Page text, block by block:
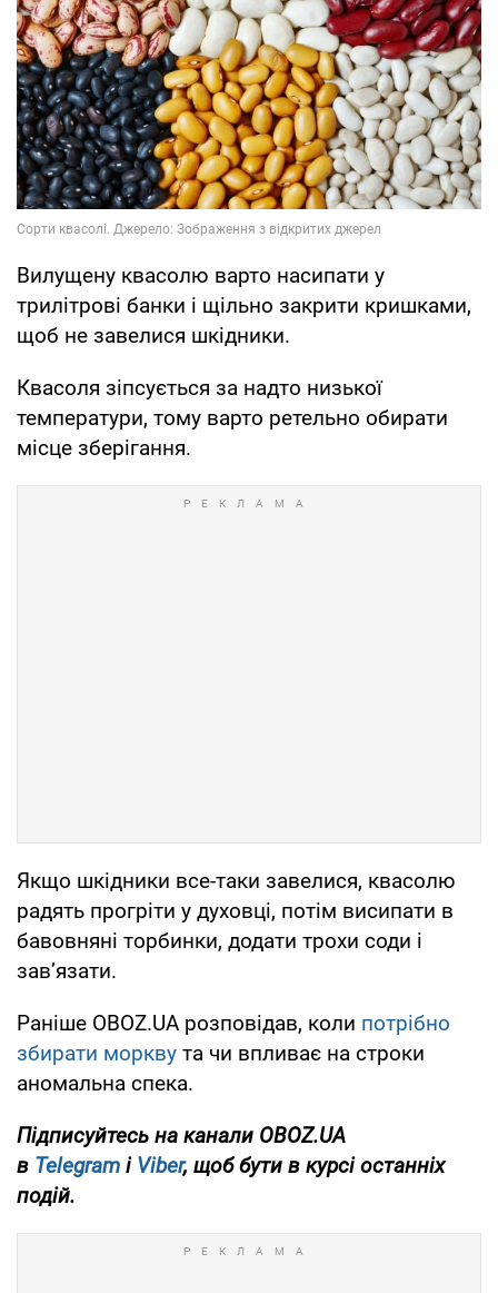
Вилущену квасолю варто насипати у
трилітрові банки і щільно закрити кришками,
щоб не завелися шкідники.
Квасоля зіпсується за надто низької
температури, тому варто ретельно обирати
місце зберігання.
Якщо шкідники все-таки завелися, квасолю
радять прогріти у духовці, потім висипати в
бавовняні торбинки, додати трохи соди і
зав’язати.
Раніше OBOZ.UA розповідав, коли потрібно
збирати моркву та чи впливає на строки
аномальна спека.
Підписуйтесь на канали OBOZ.UA
в Telegram і Viber, щоб бути в курсі останніх
подій.